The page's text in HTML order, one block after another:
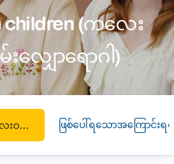
children (ကလေး
းလျှောရောဂါ)
Diarrhoea in children (ကလေးဝမ်းပျက်ဝမ်းလျှောရောဂါ) ဖြစ်ပေါ်ရသောအကြောင်းရင်